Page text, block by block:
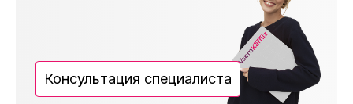
Консультация специалиста